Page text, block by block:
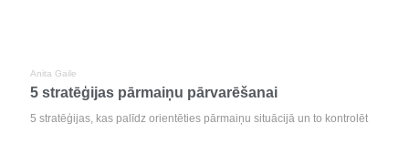
Anita Gaile
5 stratēģijas pārmaiņu pārvarēšanai
5 stratēģijas, kas palīdz orientēties pārmaiņu situācijā un to kontrolēt